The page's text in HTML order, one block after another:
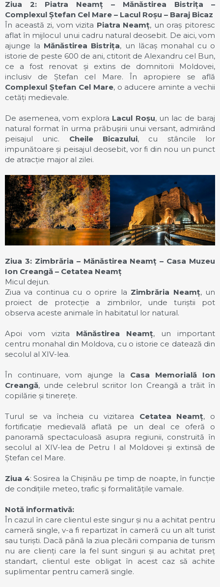
Ziua 2: Piatra Neamț – Mănăstirea Bistrița –
Complexul Ștefan Cel Mare – Lacul Roșu – Baraj Bicaz
În această zi, vom vizita Piatra Neamț, un oraș pitoresc
aflat în mijlocul unui cadru natural deosebit. De aici, vom
ajunge la Mănăstirea Bistrița, un lăcaș monahal cu o
istorie de peste 600 de ani, ctitorit de Alexandru cel Bun,
ce a fost renovat și extins de domnitorii Moldovei,
inclusiv de Ștefan cel Mare. În apropiere se află
Complexul Ștefan Cel Mare, o aducere aminte a vechii
cetăți medievale.
De asemenea, vom explora Lacul Roșu, un lac de baraj
natural format în urma prăbușirii unui versant, admirând
peisajul unic. Cheile Bicazului, cu stâncile lor
impunătoare și peisajul deosebit, vor fi din nou un punct
de atracție major al zilei.
Ziua 3: Zimbrăria – Mănăstirea Neamț – Casa Muzeu
Ion Creangă – Cetatea Neamț
Micul dejun.
Ziua va continua cu o oprire la Zimbrăria Neamț, un
proiect de protecție a zimbrilor, unde turiștii pot
observa aceste animale în habitatul lor natural.
Apoi vom vizita Mănăstirea Neamț, un important
centru monahal din Moldova, cu o istorie ce datează din
secolul al XIV-lea.
În continuare, vom ajunge la Casa Memorială Ion
Creangă, unde celebrul scriitor Ion Creangă a trăit în
copilărie și tinerețe.
Turul se va încheia cu vizitarea Cetatea Neamț, o
fortificație medievală aflată pe un deal ce oferă o
panoramă spectaculoasă asupra regiunii, construită în
secolul al XIV-lea de Petru I al Moldovei și extinsă de
Ștefan cel Mare.
Ziua 4: Sosirea la Chișinău pe timp de noapte, în funcție
de condițiile meteo, trafic și formalitățile vamale.
Notă informativă:
În cazul în care clientul este singur și nu a achitat pentru
cameră single, v-a fi repartizat în cameră cu un alt turist
sau turiști. Dacă până la ziua plecării compania de turism
nu are clienți care la fel sunt singuri și au achitat preț
standart, clientul este obligat în acest caz să achite
suplimentar pentru cameră single.